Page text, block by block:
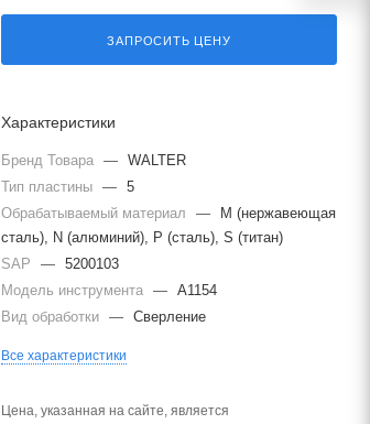
ЗАПРОСИТЬ ЦЕНУ
Характеристики
Бренд Товара — WALTER
Тип пластины — 5
Обрабатываемый материал
—
M (нержавеющая
сталь), N (алюминий), P (сталь), S (титан)
SAP
— 5200103
Модель инструмента — A1154
Вид обработки — Сверление
Все характеристики
Цена, указанная на сайте, является